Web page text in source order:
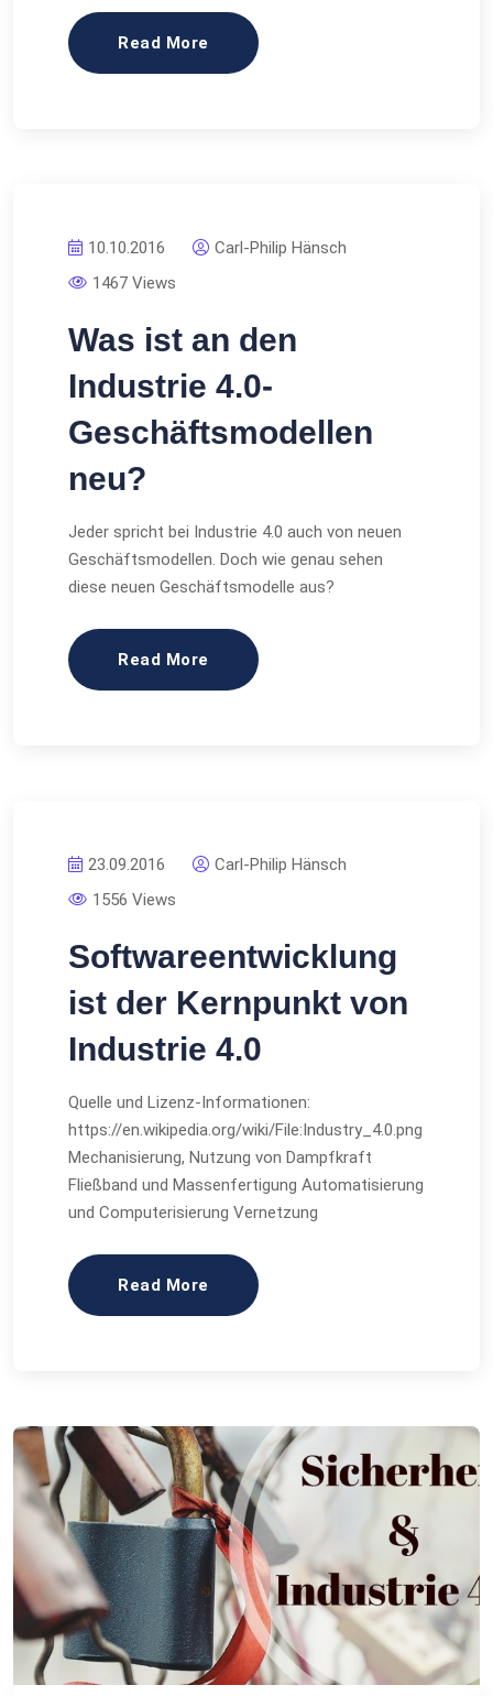
Read More
10.10.2016
Carl-Philip Hänsch
1467 Views
Was ist an den
Industrie 4.0-
Geschäftsmodellen
neu?
Jeder spricht bei Industrie 4.0 auch von neuen
Geschäftsmodellen. Doch wie genau sehen
diese neuen Geschäftsmodelle aus?
Read More
23.09.2016
Carl-Philip Hänsch
1556 Views
Softwareentwicklung
ist der Kernpunkt von
Industrie 4.0
Quelle und Lizenz-Informationen:
https://en.wikipedia.org/wiki/File:Industry_4.0.png
Mechanisierung, Nutzung von Dampfkraft
Fließband und Massenfertigung Automatisierung
und Computerisierung Vernetzung
Read More